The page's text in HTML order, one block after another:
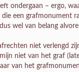
ondergaan – ergo,
een grafmonument
wel van belang
niet verlengd
niet van het graf
van het